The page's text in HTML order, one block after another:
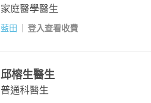
家庭醫學醫生
藍田 登入查看收費
邱榕生醫生
普通科醫生